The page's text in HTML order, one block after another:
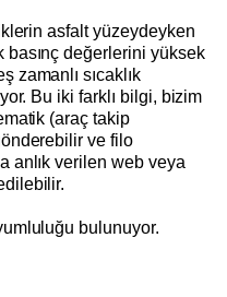
asfalt yüzeydeyken
basınç değerlerini yüksek
zamanlı sıcaklık
Bu iki farklı bilgi, bizim
(araç takip
ve filo
anlık verilen web veya
bulunuyor.